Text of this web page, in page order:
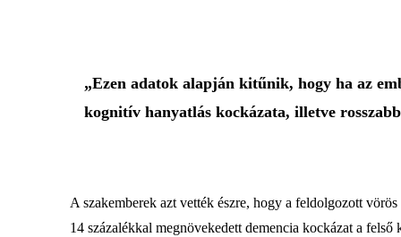
„Ezen adatok alapján kitűnik, hogy ha az
kognitív hanyatlás kockázata, illetve
A szakemberek azt vették észre, hogy a feldolgozott
14 százalékkal megnövekedett demencia kockázat a